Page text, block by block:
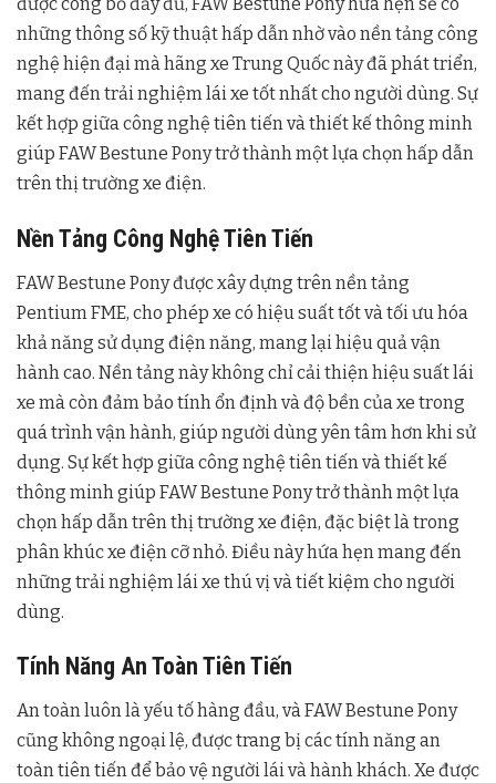
được công bố đầy đủ, FAW Bestune Pony hứa hẹn sẽ có
những thông số kỹ thuật hấp dẫn nhờ vào nền tảng công
nghệ hiện đại mà hãng xe Trung Quốc này đã phát triển,
mang đến trải nghiệm lái xe tốt nhất cho người dùng. Sự
kết hợp giữa công nghệ tiên tiến và thiết kế thông minh
giúp FAW Bestune Pony trở thành một lựa chọn hấp dẫn
trên thị trường xe điện.
Nền Tảng Công Nghệ Tiên Tiến
FAW Bestune Pony được xây dựng trên nền tảng
Pentium FME, cho phép xe có hiệu suất tốt và tối ưu hóa
khả năng sử dụng điện năng, mang lại hiệu quả vận
hành cao. Nền tảng này không chỉ cải thiện hiệu suất lái
xe mà còn đảm bảo tính ổn định và độ bền của xe trong
quá trình vận hành, giúp người dùng yên tâm hơn khi sử
dụng. Sự kết hợp giữa công nghệ tiên tiến và thiết kế
thông minh giúp FAW Bestune Pony trở thành một lựa
chọn hấp dẫn trên thị trường xe điện, đặc biệt là trong
phân khúc xe điện cỡ nhỏ. Điều này hứa hẹn mang đến
những trải nghiệm lái xe thú vị và tiết kiệm cho người
dùng.
Tính Năng An Toàn Tiên Tiến
An toàn luôn là yếu tố hàng đầu, và FAW Bestune Pony
cũng không ngoại lệ, được trang bị các tính năng an
toàn tiên tiến để bảo vệ người lái và hành khách. Xe được